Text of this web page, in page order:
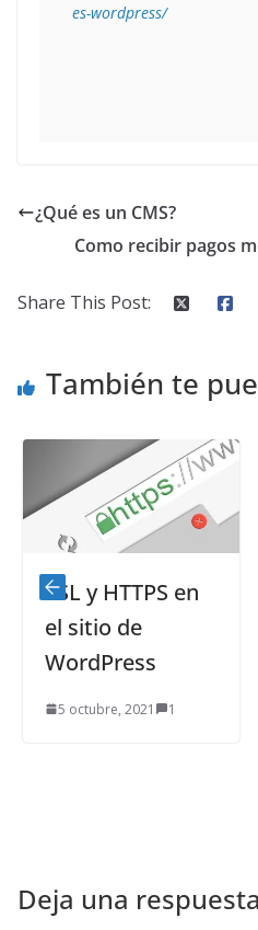
es-wordpress/
¿Qué es un CMS?
Como recibir pagos
Share This Post:
También te
SSL y HTTPS en
el sitio de
WordPress
5 octubre, 2021 1
Deja una respuesta